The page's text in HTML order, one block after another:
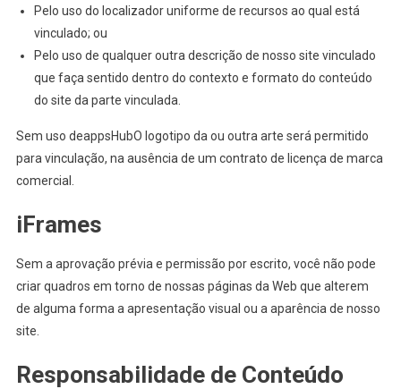
Pelo uso do localizador uniforme de recursos ao qual está
vinculado; ou
Pelo uso de qualquer outra descrição de nosso site vinculado
que faça sentido dentro do contexto e formato do conteúdo
do site da parte vinculada.
Sem uso deappsHubO logotipo da ou outra arte será permitido
para vinculação, na ausência de um contrato de licença de marca
comercial.
iFrames
Sem a aprovação prévia e permissão por escrito, você não pode
criar quadros em torno de nossas páginas da Web que alterem
de alguma forma a apresentação visual ou a aparência de nosso
site.
Responsabilidade de Conteúdo